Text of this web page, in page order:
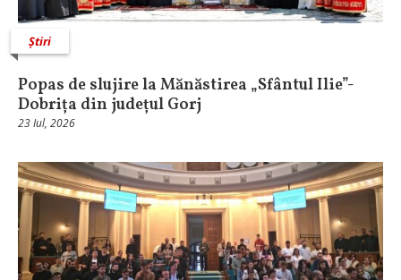
Știri
Popas de slujire la Mănăstirea „Sfântul Ilie”-
Dobrița din județul Gorj
23 Iul, 2026